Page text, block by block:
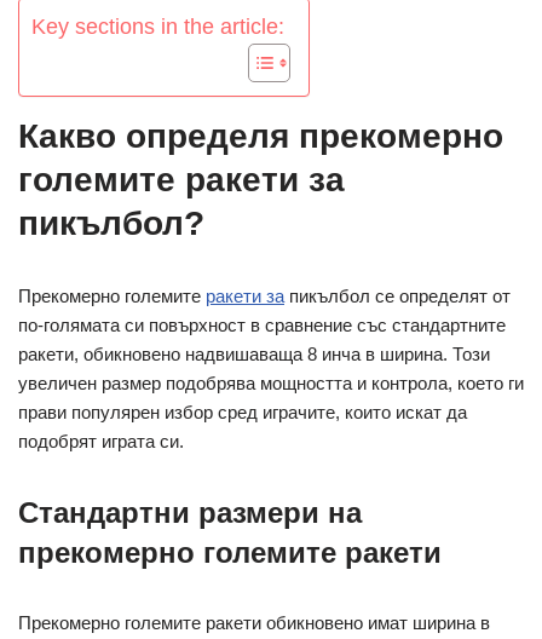
Key sections in the article:
Какво определя прекомерно
големите ракети за
пикълбол?
Прекомерно големите ракети за пикълбол се определят от
по-голямата си повърхност в сравнение със стандартните
ракети, обикновено надвишаваща 8 инча в ширина. Този
увеличен размер подобрява мощността и контрола, което ги
прави популярен избор сред играчите, които искат да
подобрят играта си.
Стандартни размери на
прекомерно големите ракети
Прекомерно големите ракети обикновено имат ширина в